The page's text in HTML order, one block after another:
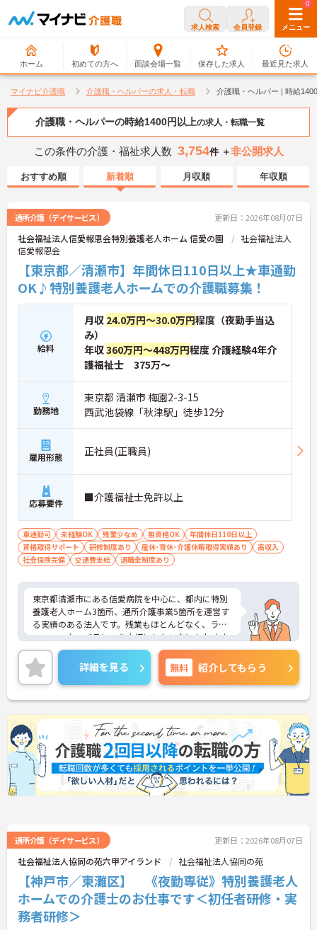
求人検索 会員登録 メニュー
ホーム 初めての方へ 面談会場一覧
0
保存した求人
0
最近見た求人
マイナビ介護職 介護職・ヘルパーの求人・転職 介護職・ヘルパー | 時給
介護職・ヘルパーの時給1400円以上の求人・転職一覧
この条件の介護・福祉求人数 3,754件 ＋非公開求人
おすすめ順 新着順 月収順 年収順
通所介護（デイサービス） 更新日：2026年08月07日
社会福祉法人信愛報恩会特別養護老人ホーム 信愛の園
社会福祉法人
信愛報恩会
【東京都／清瀬市】年間休日110日以上★車通勤
OK♪特別養護老人ホームでの介護職募集！
給料
月収 24.0万円～30.0万円程度（夜勤手当込
み）
年収360万円～448万円程度 介護経験4年介
護福祉士 375万～
勤務地
東京都 清瀬市 梅園2-3-15
西武池袋線「秋津駅」徒歩12分
雇用形態 正社員(正職員)
応募要件 ■介護福祉士免許以上
車通勤可 未経験OK 残業少なめ 無資格OK
年間休日110日以上
資格取得サポート
研修制度あり 産休･育休･介護休暇取得実績あり
高収入
社会保険完備
交通費支給 退職金制度あり
東京都清瀬市にある信愛病院を中心に、都内に特別
養護老人ホーム3箇所、通所介護事業5箇所を運営す
る実績のある法人です。残業もほとんどなく、ライ
フ・ワーク・バランスを大切にしたい方にもおすす
めです。資格があるけれど未経験、またはブランク
のある方も充実にOJTで安心して勤務できます。
年間休日110日以上で、お休みもしっかり取れる環
境です。
また、マイカー通勤可能のため、通勤もらくらくで
す。
ご興味のある方は面接対策ポイントなどお話致しま
すのでお気軽にお問い合わせください。
詳細を見る 無料 紹介してもらう
通所介護（デイサービス） 更新日：2026年08月07日
社会福祉法人協同の苑六甲アイランド 社会福祉法人協同の苑
【神戸市／東灘区】 《夜勤専従》特別養護老人
ホームでの介護士のお仕事です＜初任者研修・実
務者研修＞